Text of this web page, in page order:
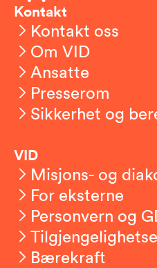
Kontakt
Kontakt oss
Om VID
Ansatte
Presserom
Sikkerhet og
VID
Misjons- og
For eksterne
Personvern og
Bærekraft